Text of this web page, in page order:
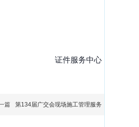
证件服务中心
篇 第134届广交会现场施工管理服务